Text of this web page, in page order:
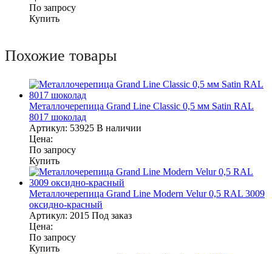
По запросу
Купить
Похожие товары
Металлочерепица Grand Line Classic 0,5 мм Satin RAL
8017 шоколад
Артикул: 53925 В наличии
Цена:
По запросу
Купить
Металлочерепица Grand Line Modern Velur 0,5 RAL 3009
оксидно-красный
Артикул: 2015 Под заказ
Цена:
По запросу
Купить